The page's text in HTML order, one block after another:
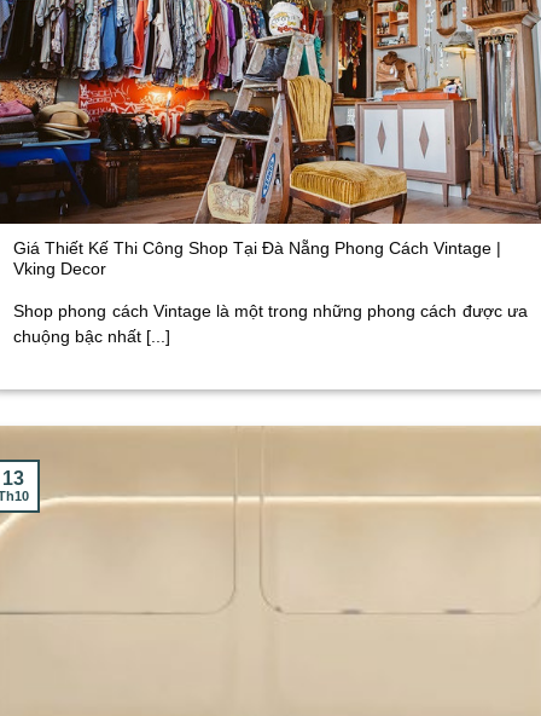
Giá Thiết Kế Thi Công Shop Tại Đà Nẵng Phong Cách Vintage |
Vking Decor
Shop phong cách Vintage là một trong những phong cách được ưa
chuộng bậc nhất [...]
13